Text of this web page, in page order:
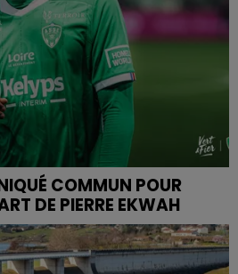
COMMUN POUR
DE PIERRE EKWAH